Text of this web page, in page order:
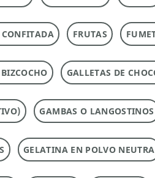
FRUTAS
GALLETAS DE
GAMBAS O LANGOSTINOS
GELATINA EN POLVO NEUTRA